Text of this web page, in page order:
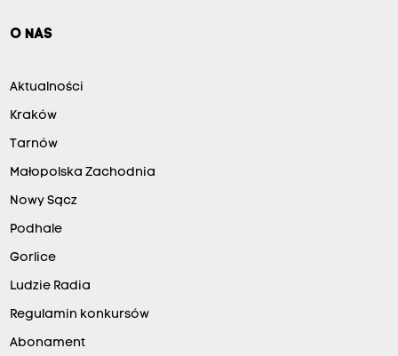
O NAS
Aktualności
Kraków
Tarnów
Małopolska Zachodnia
Nowy Sącz
Podhale
Gorlice
Ludzie Radia
Regulamin konkursów
Abonament